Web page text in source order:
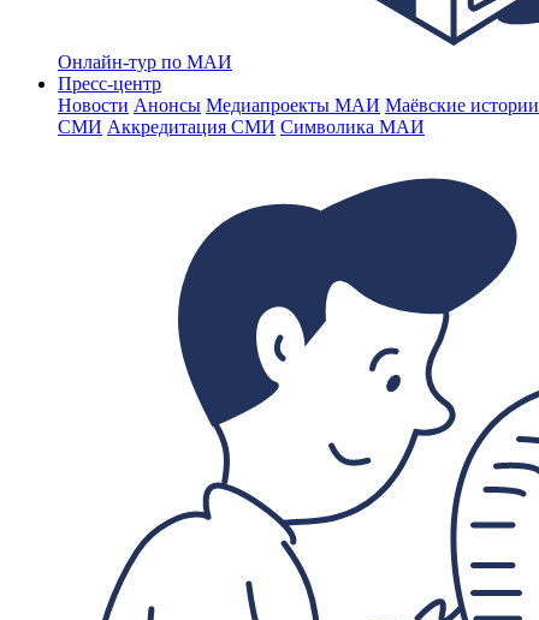
Онлайн-тур по МАИ
Пресс-центр
Новости Анонсы Медиапроекты МАИ Маёвские
СМИ Аккредитация СМИ Символика МАИ